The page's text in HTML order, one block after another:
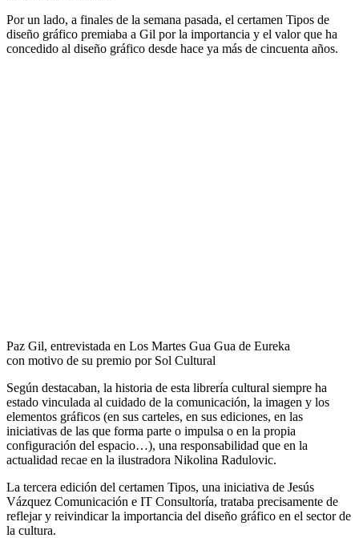
Por un lado, a finales de la semana pasada, el certamen Tipos de
diseño gráfico premiaba a Gil por la importancia y el valor que ha
concedido al diseño gráfico desde hace ya más de cincuenta años.
Paz Gil, entrevistada en Los Martes Gua Gua de Eureka
con motivo de su premio por Sol Cultural
Según destacaban, la historia de esta librería cultural siempre ha
estado vinculada al cuidado de la comunicación, la imagen y los
elementos gráficos (en sus carteles, en sus ediciones, en las
iniciativas de las que forma parte o impulsa o en la propia
configuración del espacio…), una responsabilidad que en la
actualidad recae en la ilustradora Nikolina Radulovic.
La tercera edición del certamen Tipos, una iniciativa de Jesús
Vázquez Comunicación e IT Consultoría, trataba precisamente de
reflejar y reivindicar la importancia del diseño gráfico en el sector de
la cultura.